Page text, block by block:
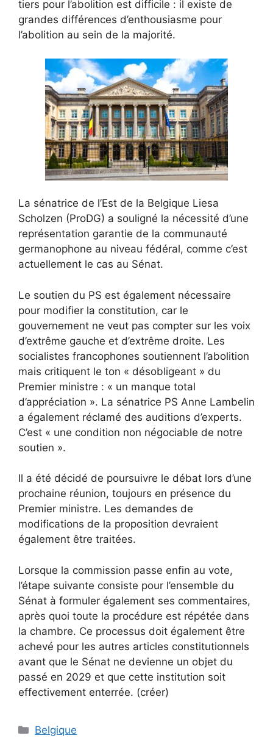
tiers pour l’abolition est difficile : il existe de
grandes différences d’enthousiasme pour
l’abolition au sein de la majorité.
La sénatrice de l’Est de la Belgique Liesa
Scholzen (ProDG) a souligné la nécessité d’une
représentation garantie de la communauté
germanophone au niveau fédéral, comme c’est
actuellement le cas au Sénat.
Le soutien du PS est également nécessaire
pour modifier la constitution, car le
gouvernement ne veut pas compter sur les voix
d’extrême gauche et d’extrême droite. Les
socialistes francophones soutiennent l’abolition
mais critiquent le ton « désobligeant » du
Premier ministre : « un manque total
d’appréciation ». La sénatrice PS Anne Lambelin
a également réclamé des auditions d’experts.
C’est « une condition non négociable de notre
soutien ».
Il a été décidé de poursuivre le débat lors d’une
prochaine réunion, toujours en présence du
Premier ministre. Les demandes de
modifications de la proposition devraient
également être traitées.
Lorsque la commission passe enfin au vote,
l’étape suivante consiste pour l’ensemble du
Sénat à formuler également ses commentaires,
après quoi toute la procédure est répétée dans
la chambre. Ce processus doit également être
achevé pour les autres articles constitutionnels
avant que le Sénat ne devienne un objet du
passé en 2029 et que cette institution soit
effectivement enterrée. (créer)
Catégories
Belgique